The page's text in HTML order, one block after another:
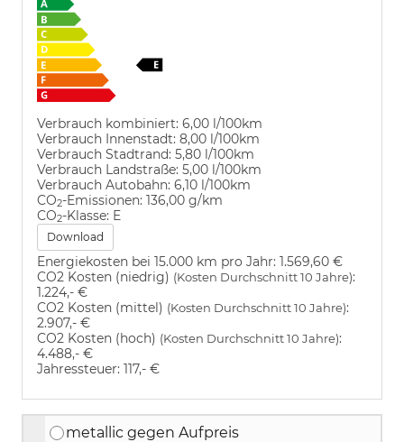
Verbrauch kombiniert: 6,00 l/100km
Verbrauch Innenstadt: 8,00 l/100km
Verbrauch Stadtrand: 5,80 l/100km
Verbrauch Landstraße: 5,00 l/100km
Verbrauch Autobahn: 6,10 l/100km
CO2-Emissionen: 136,00 g/km
CO2-Klasse: E
Download
Energiekosten bei 15.000 km pro Jahr: 1.569,60 €
CO2 Kosten (niedrig) (Kosten Durchschnitt 10 Jahre):
1.224,- €
CO2 Kosten (mittel) (Kosten Durchschnitt 10 Jahre):
2.907,- €
CO2 Kosten (hoch) (Kosten Durchschnitt 10 Jahre):
4.488,- €
Jahressteuer: 117,- €
metallic gegen Aufpreis